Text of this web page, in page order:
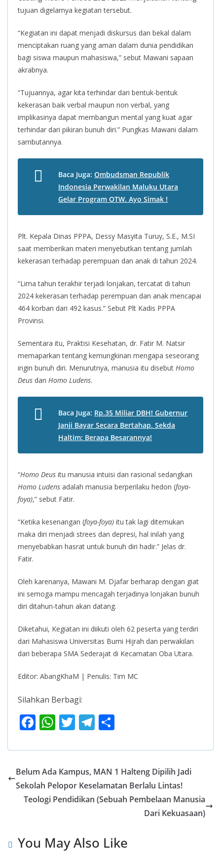
tujuan digelarnya kegiatan tersebut.
“Kegiatan ini dapat menjadi diskursus dan bekal dalam
menciptakan ruang yang aman dalam dunia pendidikan
bagi siswa maupun mahasiswa,” sebut Mawani sapaan
akrabnya.
“Tujuannya, agar kita terhindar dari bentuk-bentuk
kekerasan baik verbal maupun non verbal, yang
implikasinya dapat membangun mental yang kuat agar
terhindar dari pikiran bunuh diri.” Pungkas Mawani dalam
sambutannya.
Baca Juga: Ombudsman Republik
Indonesia Perwakilan Maluku Utara
Gelar Program OTW. Ayo Simak !
Plt. Kepala Dinas PPPA, Dessy Masyita Turuy, S.E., M.SI
saat memberikan materi menyebutkan tentang jumlah
kekerasan terhadap perempuan dan anak di tahun 2024.
“Lima tahun terakhir terjadi lonjakan, tercatat di tahun
2024 kekerasan terhadap perempuan dan anak mencapai
464 korban dari 492 kasus.” Sebut Plt Kadis PPPA
Provinsi.
Sementara itu, Praktisi Kesehatan, dr. Fatir M. Natsir
memaparkan tentang kemungkinan mengapa seseorang
ingin bunuh diri. Menurutnya, manusia itu disebut Homo
Deus dan Homo Ludens.
Baca Juga: Rp.35 Miliar DBH! Gubernur
Janji Bayar Secara Bertahap. Sekda
Haltim: Berapa Besarannya!
“Homo Deus itu manusia intuisi dan rasional sedangkan
Homo Ludens adalah manusia berperilaku hedon (foya-
foya),” sebut Fatir.
“Ketika kesenangan (foya-foya) itu tak lagi ditemukan
maka diri menjadi strees dan depresi, hal inilah yang
menyebabkan hasrat untuk bunuh diri hadir.” Jelas dr.
Fatir.
Oleh karenanya, Mawani M. Djafar berharap dengan giat
ini semoga mampu mencagah terjadinya lonjakan bunuh
diri ditahun-tahun akan datang.
Diketahui, Kegiatan ini diikuti oleh 62 peserta yang terdiri
dari Mahasiswa Universitas Bumi Hijrah dan perwakilan
dari beberapa SMA Sederajat di Kecamatan Oba Utara.
Editor: AbangKhaM | Penulis: Tim MC
Silahkan Berbagi:
F
e
b
o
o
W
at
s
A
p
T
itt
er
T
e
gr
a
m
ar
e
Belum Ada Kampus, MAN 1 Halteng Dipilih Jadi
Sekolah Pelopor Keselamatan Berlalu Lintas!
Teologi Pendidikan (Sebuah Pembelaan Manusia
Dari Kekuasaan)
You May Also Like